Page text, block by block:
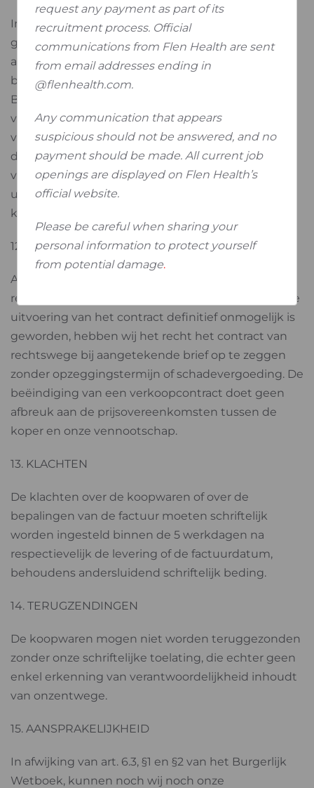
Indien de solvabiliteit van de koper in twijfel wordt
gebracht, behouden wij ons het recht voor om te
allen tijde voorschotbetaling op te leggen of
borgstellingen te vragen voor verdere leveringen.
Bij gebrek aan zulke waarborgen zal de
vennootschap gerechtigd zijn de overeenkomst
van rechtswege te verbreken zonder afbreuk te
doen aan de bedragen die haar zouden
verschuldigd blijven omwille van het reeds
uitgevoerde werk of de reeds geleverde
koopwaren.
12. OVERMACHT
Alle gevallen van overmacht schorsen van
rechtswege onze leveringsverbintenis. Wanneer de
uitvoering van het contract definitief onmogelijk is
geworden, hebben wij het recht het contract van
rechtswege bij aangetekende brief op te zeggen
zonder opzeggingstermijn of schadevergoeding. De
beëindiging van een verkoopcontract doet geen
afbreuk aan de prijsovereenkomsten tussen de
koper en onze vennootschap.
13. KLACHTEN
De klachten over de koopwaren of over de
bepalingen van de factuur moeten schriftelijk
worden ingesteld binnen de 5 werkdagen na
respectievelijk de levering of de factuurdatum,
behoudens andersluidend schriftelijk beding.
14. TERUGZENDINGEN
De koopwaren mogen niet worden teruggezonden
zonder onze schriftelijke toelating, die echter geen
enkel erkenning van verantwoordelijkheid inhoudt
van onzentwege.
15. AANSPRAKELIJKHEID
In afwijking van art. 6.3, §1 en §2 van het Burgerlijk
Wetboek, kunnen noch wij noch onze
request any payment as part of its
recruitment process. Official
communications from Flen Health are sent
from email addresses ending in
@flenhealth.com.
Any communication that appears
suspicious should not be answered, and no
payment should be made. All current job
openings are displayed on Flen Health’s
official website.
Please be careful when sharing your
personal information to protect yourself
from potential damage.